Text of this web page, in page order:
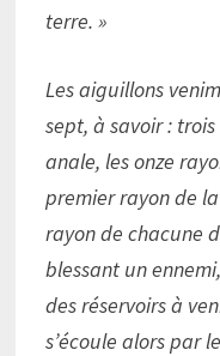
terre. »
Les aiguillons
sept, à savoir :
anale, les onze
premier rayon de
rayon de chacune
blessant un
des réservoirs à
s’écoule alors par